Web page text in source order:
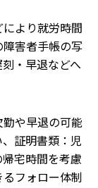
より就労時間
害者手帳の写
・早退などへ
や早退の可能
証明書類：児
宅時間を考慮
フォロー体制